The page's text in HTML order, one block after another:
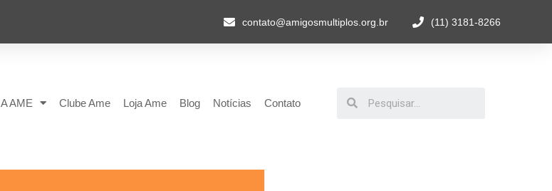
contato@amigosmultiplos.org.br (11) 3181-8266
A AME Clube Ame Loja Ame Blog Notícias Contato